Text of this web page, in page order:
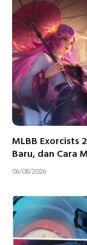
MLBB Exorcists
Baru, dan Cara
06/08/2026